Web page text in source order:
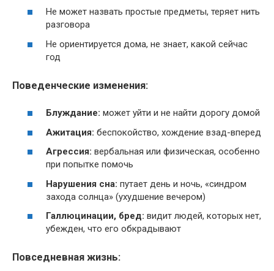
Не может назвать простые предметы, теряет нить
разговора
Не ориентируется дома, не знает, какой сейчас
год
Поведенческие изменения:
Блуждание: может уйти и не найти дорогу домой
Ажитация: беспокойство, хождение взад-вперед
Агрессия: вербальная или физическая, особенно
при попытке помочь
Нарушения сна: путает день и ночь, «синдром
захода солнца» (ухудшение вечером)
Галлюцинации, бред: видит людей, которых нет,
убежден, что его обкрадывают
Повседневная жизнь: